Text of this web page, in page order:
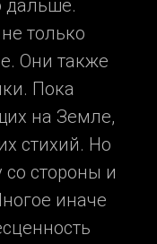
дальше.
только
Они также
Пока
на Земле,
стихий. Но
стороны и
иначе